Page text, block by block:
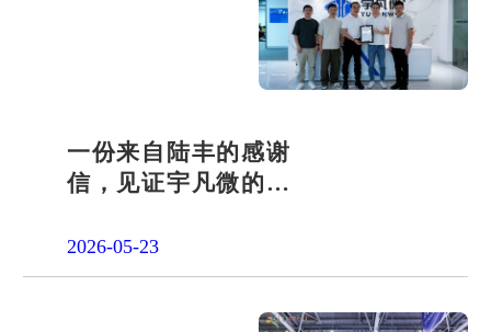
一份来自陆丰的感谢
信，见证宇凡微的社
2026-05-23